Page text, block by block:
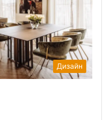
Дизайн